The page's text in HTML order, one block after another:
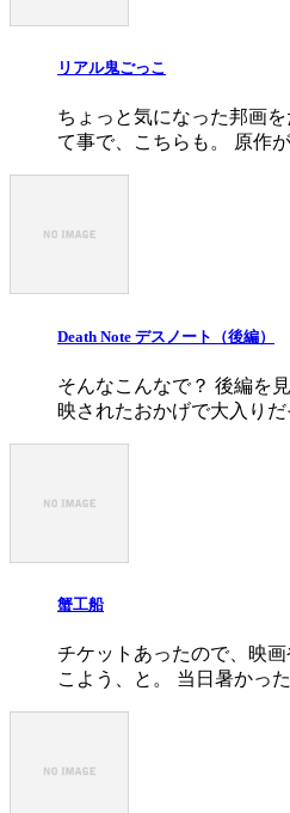
リアル鬼ごっこ
ちょっと気になった邦画
て事で、こちらも。 原作
Death Note デスノート（後編）
そんなこんなで？ 後編を
映されたおかげで大入り
蟹工船
チケットあったので、映
こよう、と。 当日暑かっ